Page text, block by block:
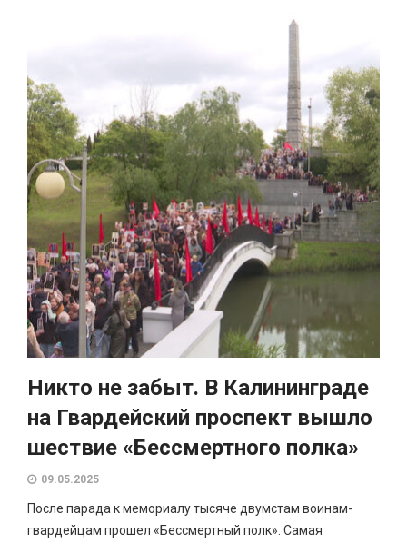
Никто не забыт. В Калининграде
на Гвардейский проспект вышло
шествие «Бессмертного полка»
09.05.2025
После парада к мемориалу тысяче двумстам воинам-
гвардейцам прошел «Бессмертный полк». Самая